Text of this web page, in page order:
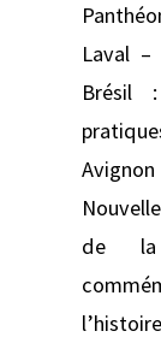
Laval –
Brésil
de la